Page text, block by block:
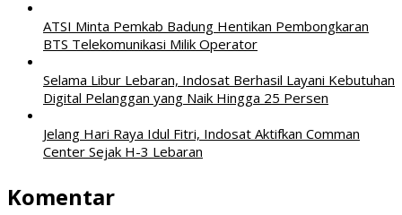
ATSI Minta Pemkab Badung Hentikan Pembongkaran
BTS Telekomunikasi Milik Operator
Selama Libur Lebaran, Indosat Berhasil Layani Kebutuhan
Digital Pelanggan yang Naik Hingga 25 Persen
Jelang Hari Raya Idul Fitri, Indosat Aktifkan Comman
Center Sejak H-3 Lebaran
Komentar